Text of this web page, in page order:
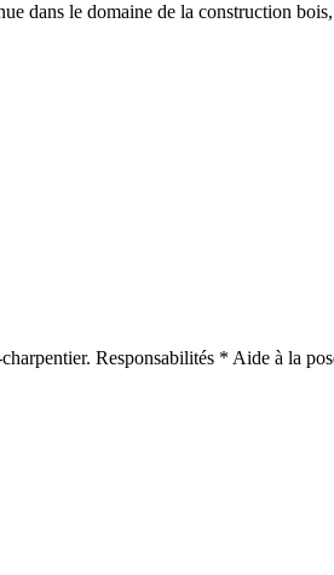
dans le domaine de la construction
Responsabilités * Aide à la